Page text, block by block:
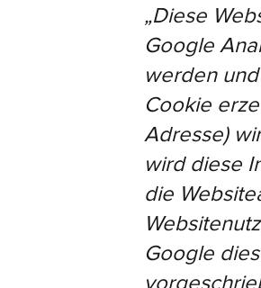
„Diese
Google
werden
Cookie
Adresse)
wird diese
die
Google